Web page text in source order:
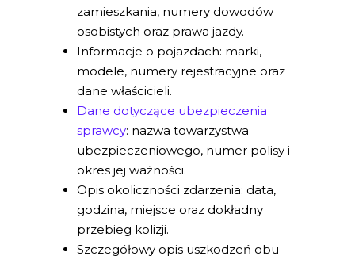
zamieszkania, numery dowodów
osobistych oraz prawa jazdy.
Informacje o pojazdach: marki,
modele, numery rejestracyjne oraz
dane właścicieli.
Dane dotyczące ubezpieczenia
sprawcy: nazwa towarzystwa
ubezpieczeniowego, numer polisy i
okres jej ważności.
Opis okoliczności zdarzenia: data,
godzina, miejsce oraz dokładny
przebieg kolizji.
Szczegółowy opis uszkodzeń obu